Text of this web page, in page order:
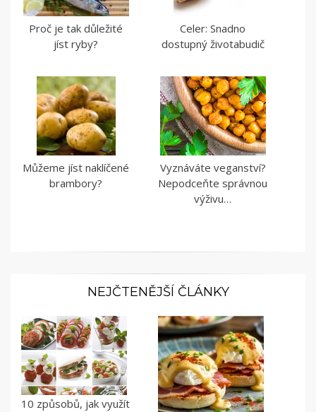
Proč je tak důležité
jíst ryby?
Celer: Snadno
dostupný životabudič
Můžeme jíst naklíčené
brambory?
Vyznáváte veganství?
Nepodceňte správnou
výživu…
NEJČTENĚJŠÍ ČLÁNKY
10 způsobů, jak využít